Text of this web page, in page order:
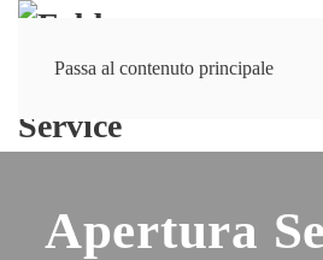
Passa al contenuto principale
Apertura